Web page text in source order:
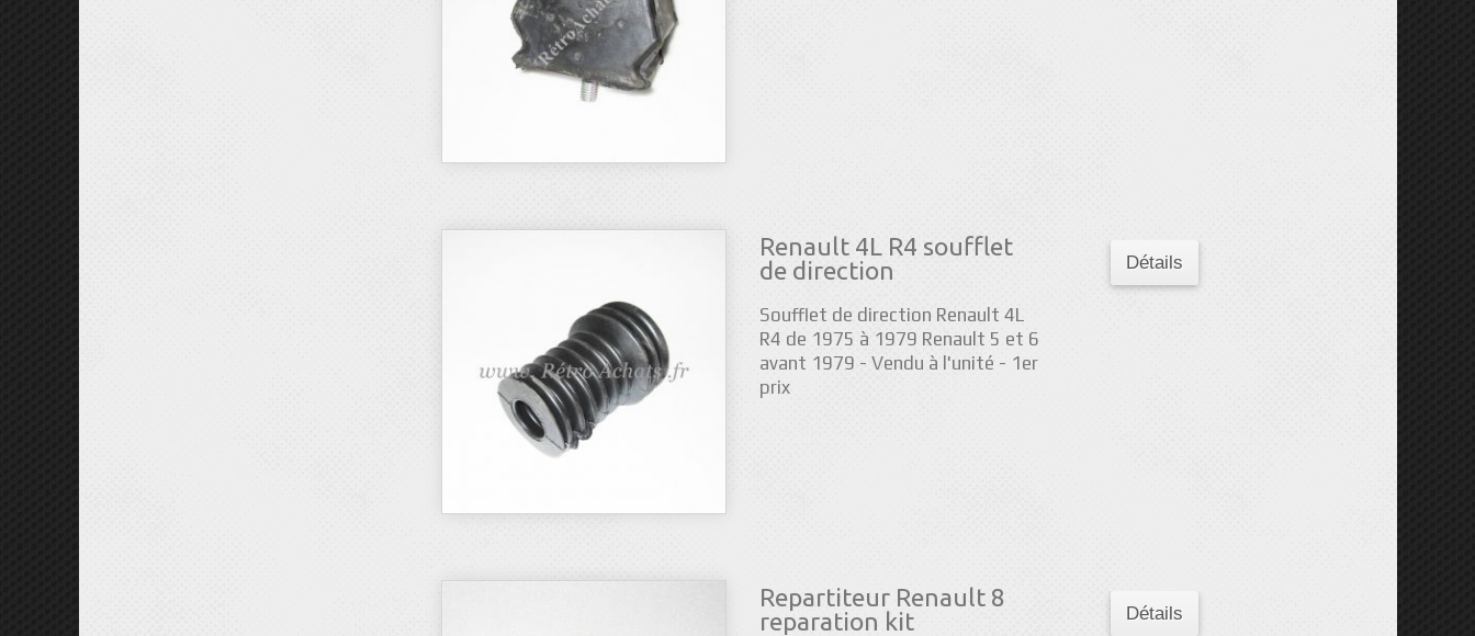
Renault 4L R4 soufflet
de direction
Soufflet de direction Renault 4L
R4 de 1975 à 1979 Renault 5 et 6
avant 1979 - Vendu à l'unité - 1er
prix
Détails
Repartiteur Renault 8
reparation kit
Détails